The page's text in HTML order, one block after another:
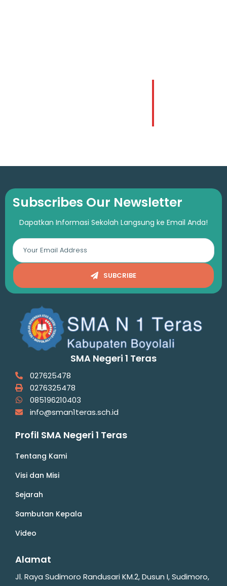
Subscribes Our Newsletter
Dapatkan Informasi Sekolah Langsung ke Email Anda!
SUBCRIBE
SMA Negeri 1 Teras
027625478
0276325478
085196210403
info@sman1teras.sch.id
Profil SMA Negeri 1 Teras
Tentang Kami
Visi dan Misi
Sejarah
Sambutan Kepala
Video
Alamat
Jl. Raya Sudimoro Randusari KM.2, Dusun I, Sudimoro,